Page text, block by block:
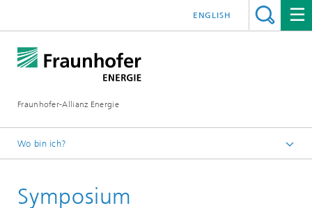
Fraunhofer-Allianz Energie
ENGLISH
Wo bin ich?
Messen | Veranstaltungen
Symposium